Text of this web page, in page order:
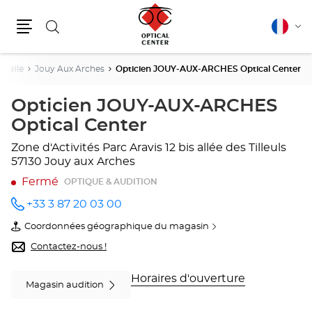
Rechercher Français
Jouy Aux Arches Opticien JOUY-AUX-ARCHES Optical Center
Opticien JOUY-AUX-ARCHES
Optical Center
Zone d'Activités Parc Aravis 12 bis allée des Tilleuls
57130 Jouy aux Arches
Fermé
OPTIQUE & AUDITION
Appeler
le point
de vente
Opticien
JOUY-
Optical
+33 3 87 20 03 00
Coordonnées géographique du magasin
du
point
de
JOUY-
Contactez-nous !
Magasin audition
Horaires d'ouverture